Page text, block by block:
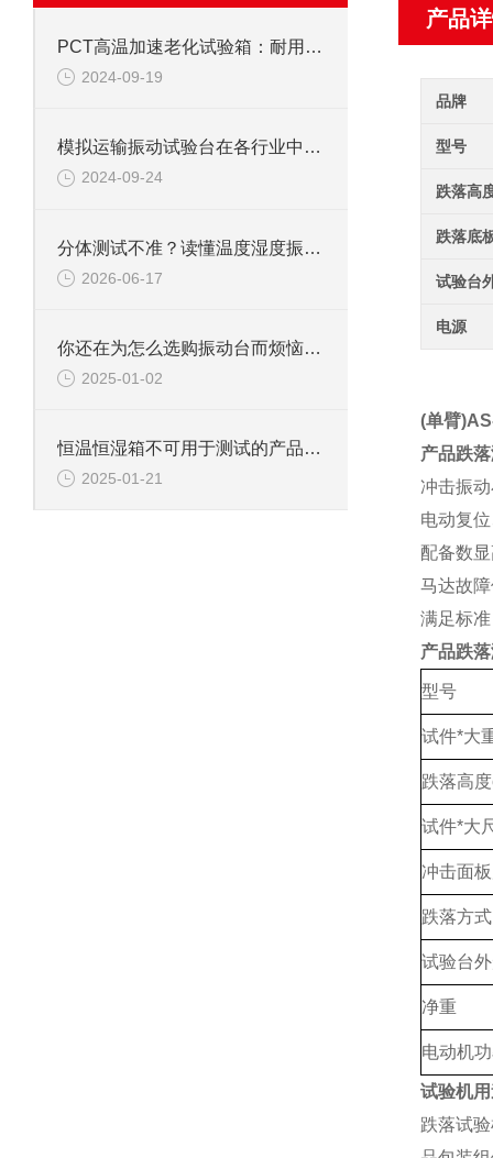
PCT高温加速老化试验箱：耐用性评估的精密设备
2024-09-19
模拟运输振动试验台在各行业中的具体应用
2024-09-24
分体测试不准？读懂温度湿度振动三综合试验箱核心价值
2026-06-17
你还在为怎么选购振动台而烦恼吗？
2025-01-02
恒温恒湿箱不可用于测试的产品详解
2025-01-21
产品
品牌
型号
跌落高
跌落底
试验台
电源
(单臂
产品跌
冲击振
电动复
配备数
马达故
满足标
产品跌
型号
试件*大
跌落高
试件*大
冲击面
跌落方式
试验台
净重
电动机
试验机
跌落试